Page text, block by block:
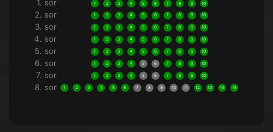
1. sor 1 2 3 4 5 6 7 8 9 10
2. sor 1 2 3 4 5 6 7 8 9 10
3. sor 1 2 3 4 5 6 7 8 9 10
4. sor 1 2 3 4 5 6 7 8 9 10
5. sor 1 2 3 4 5 6 7 8 9 10
6. sor 1 2 3 4 5 6 7 8 9 10
7. sor 1 2 3 4 5 6 7 8 9 10
8. sor 1 2 3 4 5 6 7 8 9 10 11 12 13 14 15